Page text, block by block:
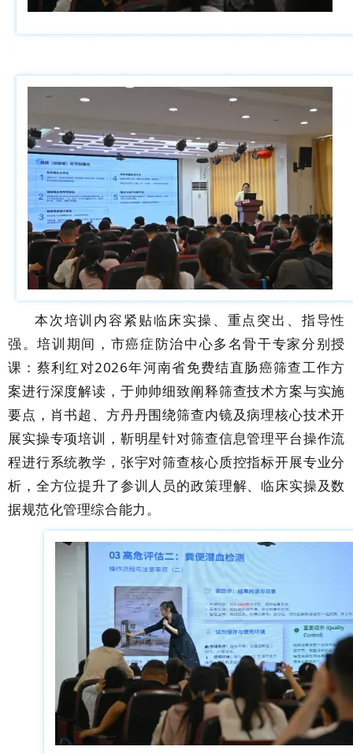
本次培训内容紧贴临床实操、重点突出、指导性
强。培训期间， 市癌症防治中心多名骨干专家分别授
课：蔡利红对2026年河南省免费结直肠癌筛查工作方
案进行深度解读，于帅帅细致阐释筛查技术方案与实施
要点，肖书超、 方丹丹围绕筛查内镜及病理核心技术开
展实操专项培训，靳明星针对筛查信息管理平台操作流
程进行系统教学，张宇对筛查核心质控指标开展专业分
析，全方位提升了参训人员的政策理解、临床实操及数
据规范化管理综合能力。